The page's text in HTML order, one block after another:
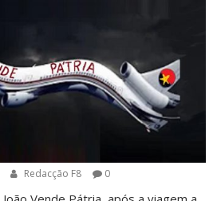
Redacção F8 0